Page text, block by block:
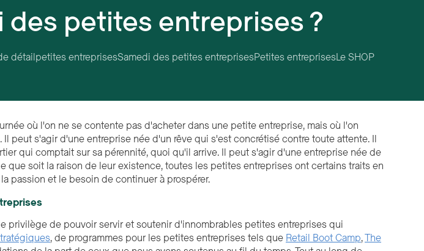
petites entreprises ?
détailpetites entreprisesSamedi des petites entreprisesPetites entreprisesLe SHOP
où l'on ne se contente pas d'acheter dans une petite entreprise, mais où l'on
peut s'agir d'une entreprise née d'un rêve qui s'est concrétisé contre toute attente. Il
qui comptait sur sa pérennité, quoi qu'il arrive. Il peut s'agir d'une entreprise née de
que soit la raison de leur existence, toutes les petites entreprises ont certains traits en
passion et le besoin de continuer à prospérer.
privilège de pouvoir servir et soutenir d'innombrables petites entreprises qui
, de programmes pour les petites entreprises tels que Retail Boot Camp,The